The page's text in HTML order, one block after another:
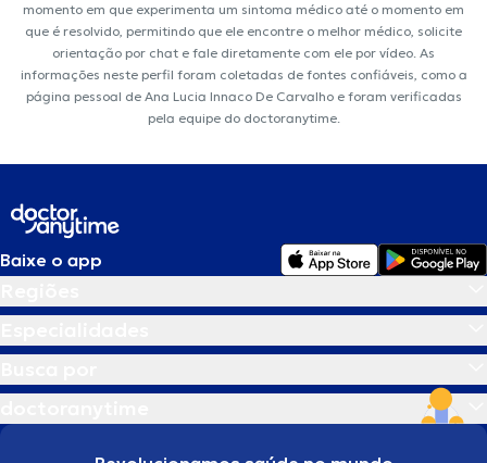
momento em que experimenta um sintoma médico até o momento em
que é resolvido, permitindo que ele encontre o melhor médico, solicite
orientação por chat e fale diretamente com ele por vídeo. As
informações neste perfil foram coletadas de fontes confiáveis, como a
página pessoal de Ana Lucia Innaco De Carvalho e foram verificadas
pela equipe do doctoranytime.
Baixe o app